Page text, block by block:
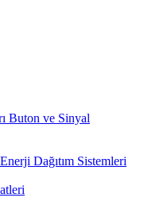
Buton ve Sinyal
Enerji Dağıtım Sistemleri